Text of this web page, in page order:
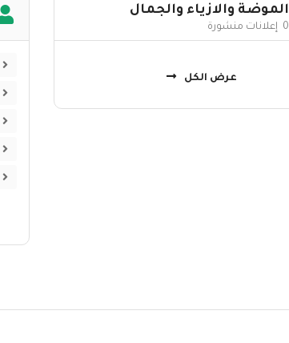
الموضة والازياء والجمال
0 إعلانات منشورة
عرض الكل